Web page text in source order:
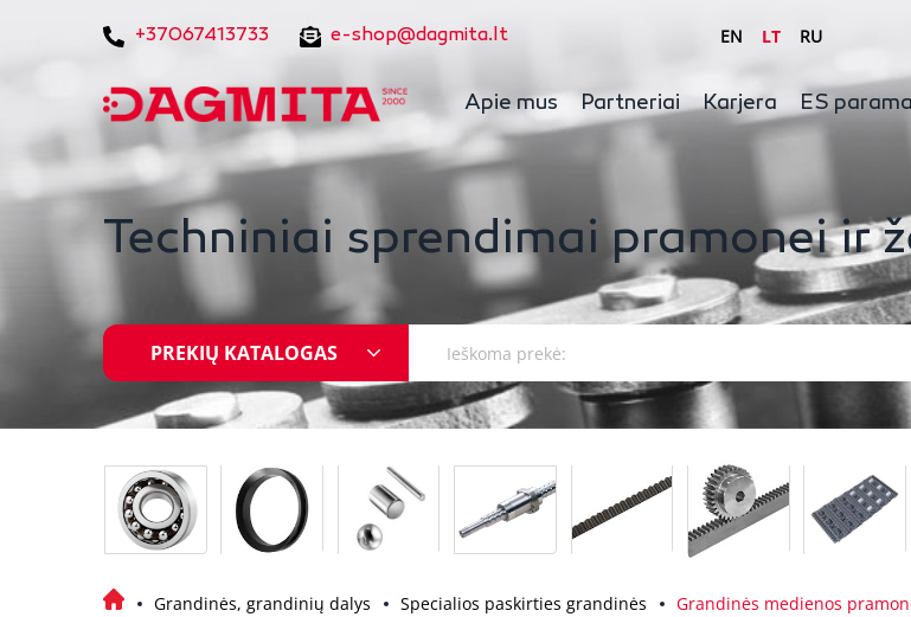
+37067413733 e-shop@dagmita.lt EN LT RU
Apie mus Partneriai Karjera ES parama
Techniniai sprendimai pramonei ir
PREKIŲ KATALOGAS
Grandinės, grandinių dalys Specialios paskirties grandinės Grandinės medienos